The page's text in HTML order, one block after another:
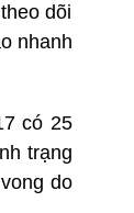
dõi
nhanh
có 25
trạng
do